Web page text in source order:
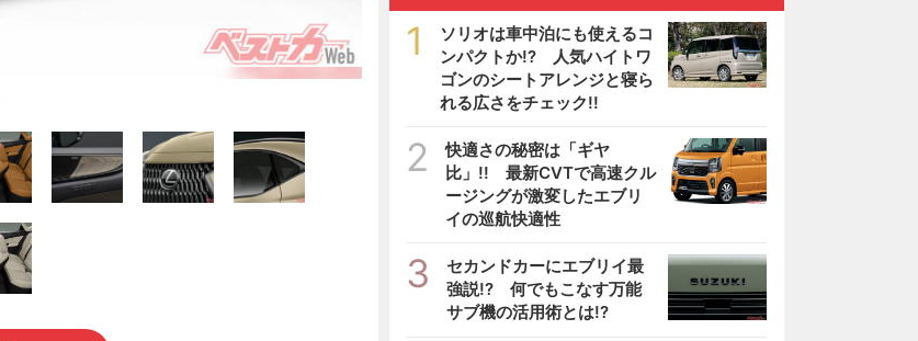
1
ソリオは車中泊にも使えるコ
ンパクトか!? 人気ハイトワ
ゴンのシートアレンジと寝ら
れる広さをチェック!!
2
快適さの秘密は「ギヤ
比」!! 最新CVTで高速クル
ージングが激変したエブリ
イの巡航快適性
3
セカンドカーにエブリイ最
強説!? 何でもこなす万能
サブ機の活用術とは!?